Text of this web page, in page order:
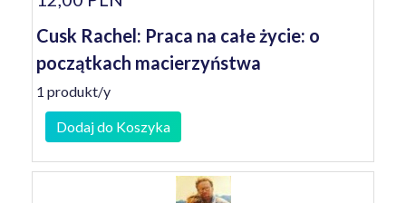
Cusk Rachel: Praca na całe życie: o
początkach macierzyństwa
1 produkt/y
Dodaj do Koszyka